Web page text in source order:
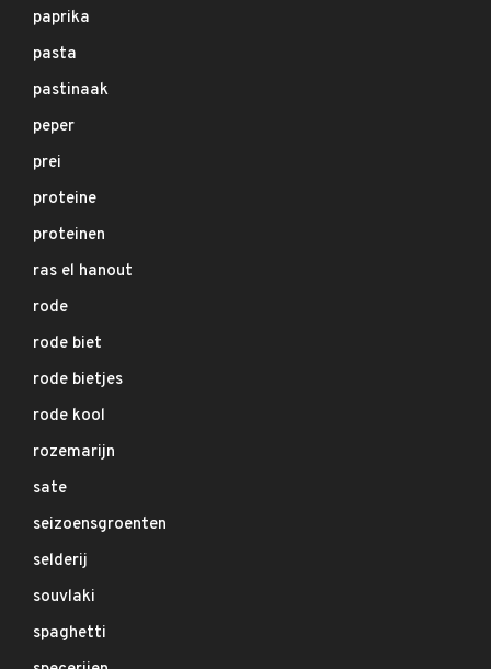
paprika
pasta
pastinaak
peper
prei
proteine
proteinen
ras el hanout
rode
rode biet
rode bietjes
rode kool
rozemarijn
sate
seizoensgroenten
selderij
souvlaki
spaghetti